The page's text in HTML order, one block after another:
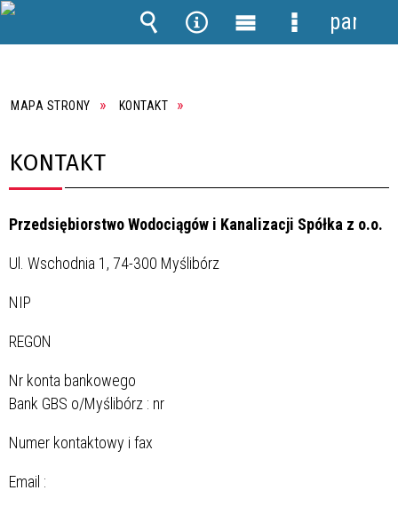
MAPA STRONY KONTAKT
KONTAKT
Przedsiębiorstwo Wodociągów i Kanalizacji Spółka z o.o.
Ul. Wschodnia 1, 74-300 Myślibórz
NIP
REGON
Nr konta bankowego
Bank GBS o/Myślibórz : nr
Numer kontaktowy i fax
Email :
Wyszukiwarka
Narzędzia
MenuMenu
panel